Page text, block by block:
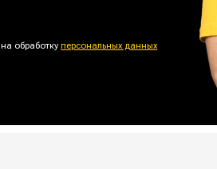
на обработкуперсональных данных